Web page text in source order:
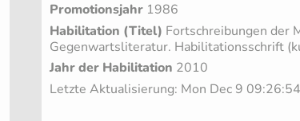
Promotionsjahr 1986
Habilitation (Titel) Fortschreibungen der
Gegenwartsliteratur. Habilitationsschrift
Jahr der Habilitation 2010
Letzte Aktualisierung: Mon Dec 9